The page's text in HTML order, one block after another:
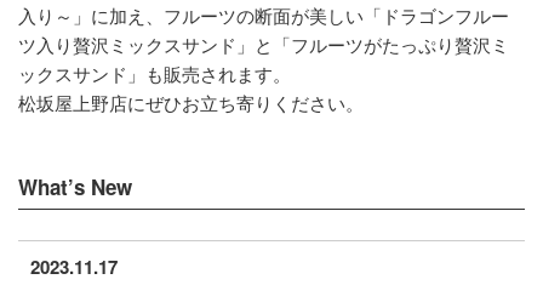
入り～」に加え、フルーツの断面が美しい「ドラゴンフルー
ツ入り贅沢ミックスサンド」と「フルーツがたっぷり贅沢ミ
ックスサンド」も販売されます。
松坂屋上野店にぜひお立ち寄りください。
What’s New
2023.11.17